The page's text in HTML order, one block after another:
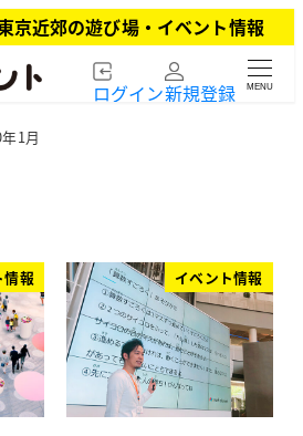
京近郊の遊び場・イベント情報
ログイン新規登録 MENU
1月
情報 イベント情報